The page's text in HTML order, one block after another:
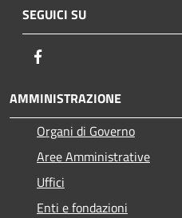
SEGUICI SU
AMMINISTRAZIONE
Organi di Governo
Aree Amministrative
Uffici
Enti e fondazioni